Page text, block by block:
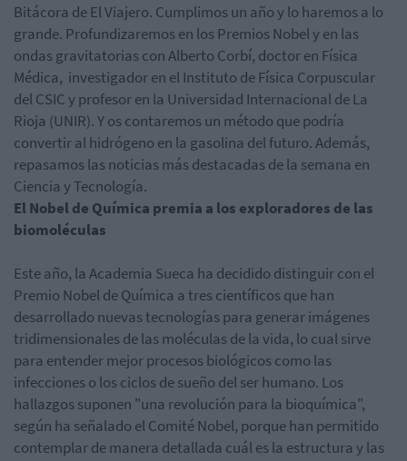
Bitácora de El Viajero. Cumplimos un año y lo haremos a lo
grande. Profundizaremos en los Premios Nobel y en las
ondas gravitatorias con Alberto Corbí, doctor en Física
Médica, investigador en el Instituto de Física Corpuscular
del CSIC y profesor en la Universidad Internacional de La
Rioja (UNIR). Y os contaremos un método que podría
convertir al hidrógeno en la gasolina del futuro. Además,
repasamos las noticias más destacadas de la semana en
Ciencia y Tecnología.
El Nobel de Química premia a los exploradores de las
biomoléculas
Este año, la Academia Sueca ha decidido distinguir con el
Premio Nobel de Química a tres científicos que han
desarrollado nuevas tecnologías para generar imágenes
tridimensionales de las moléculas de la vida, lo cual sirve
para entender mejor procesos biológicos como las
infecciones o los ciclos de sueño del ser humano. Los
hallazgos suponen "una revolución para la bioquímica",
según ha señalado el Comité Nobel, porque han permitido
contemplar de manera detallada cuál es la estructura y las